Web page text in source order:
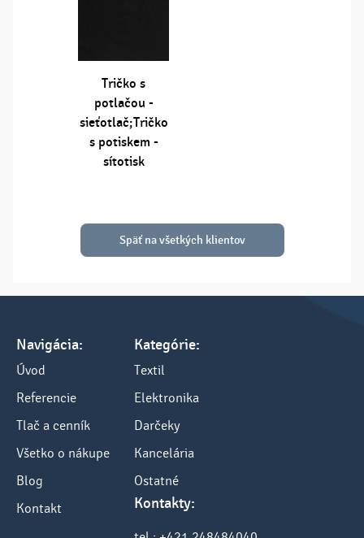
Tričko s
potlačou -
sieťotlač;Tričko
s potiskem -
sítotisk
Späť na všetkých klientov
Navigácia:
Úvod
Referencie
Tlač a cenník
Všetko o nákupe
Blog
Kontakt
Kategórie:
Textil
Elektronika
Darčeky
Kancelária
Ostatné
Kontakty: